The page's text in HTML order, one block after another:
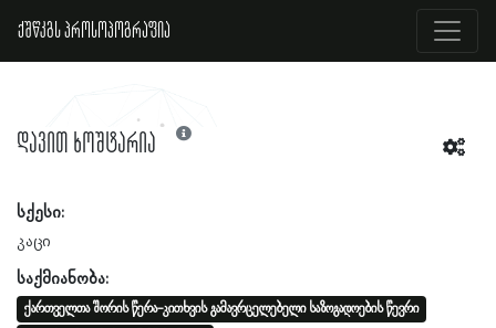
ქშწკგს პროსოპოგრაფია
დავით ხოშტარია
სქესი:
კაცი
საქმიანობა:
ქართველთა შორის წერა-კითხვის გამავრცელებელი საზოგადოების წევრი